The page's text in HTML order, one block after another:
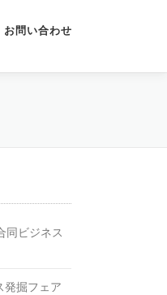
お問い合わせ
同ビジネス
掘フェア